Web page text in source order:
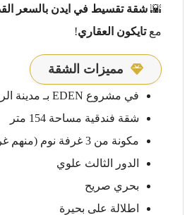
🌇 شقة تقسيط في ايدن بالسعر
معتايكون العقاري!
مميزات الشقة
في مشروع EDEN بـ مدينة الرحاب
شقة فندقية مساحة 154 متر
مكونة من 3 غرفة نوم (منهم غرفة نوم رئيسية) + 3 حمام + مطبخ + رسبشن
الدور الثالث علوي
بحري صريح
اطلالة على بحيرة